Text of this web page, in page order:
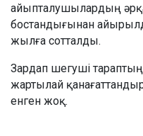
айыпталушылардың
бостандығынан
жылға сотталды.
Зардап шегуші
жартылай
енген жоқ.